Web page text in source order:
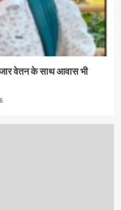
वेतन के साथ आवास भी